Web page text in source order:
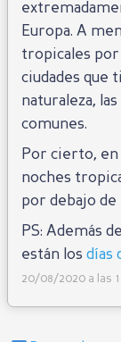
Europa. A
tropicales por
ciudades que
naturaleza,
comunes.
Por cierto, en
noches
por debajo de
PS: Además
están losdías
20/08/2020 a las